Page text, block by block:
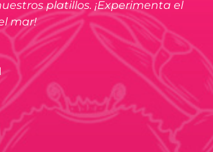
platillos. ¡Experimenta el
mar!